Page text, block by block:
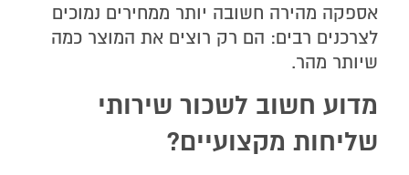
אספקה מהירה חשובה יותר ממחירים נמוכים
לצרכנים רבים: הם רק רוצים את המוצר כמה
שיותר מהר.
מדוע חשוב לשכור שירותי
שליחות מקצועיים?